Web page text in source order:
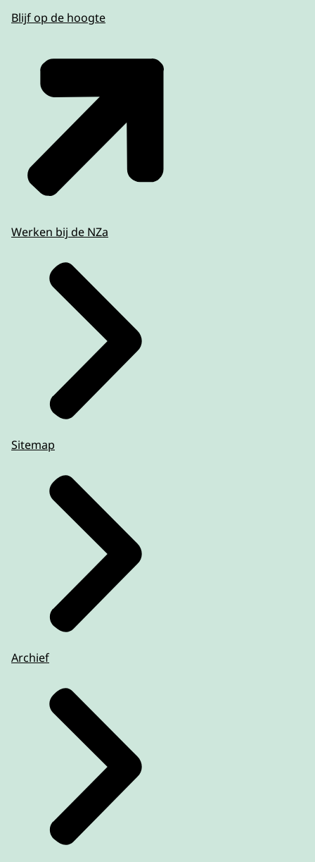
Blijf op de hoogte
Werken bij de NZa
Sitemap
Archief